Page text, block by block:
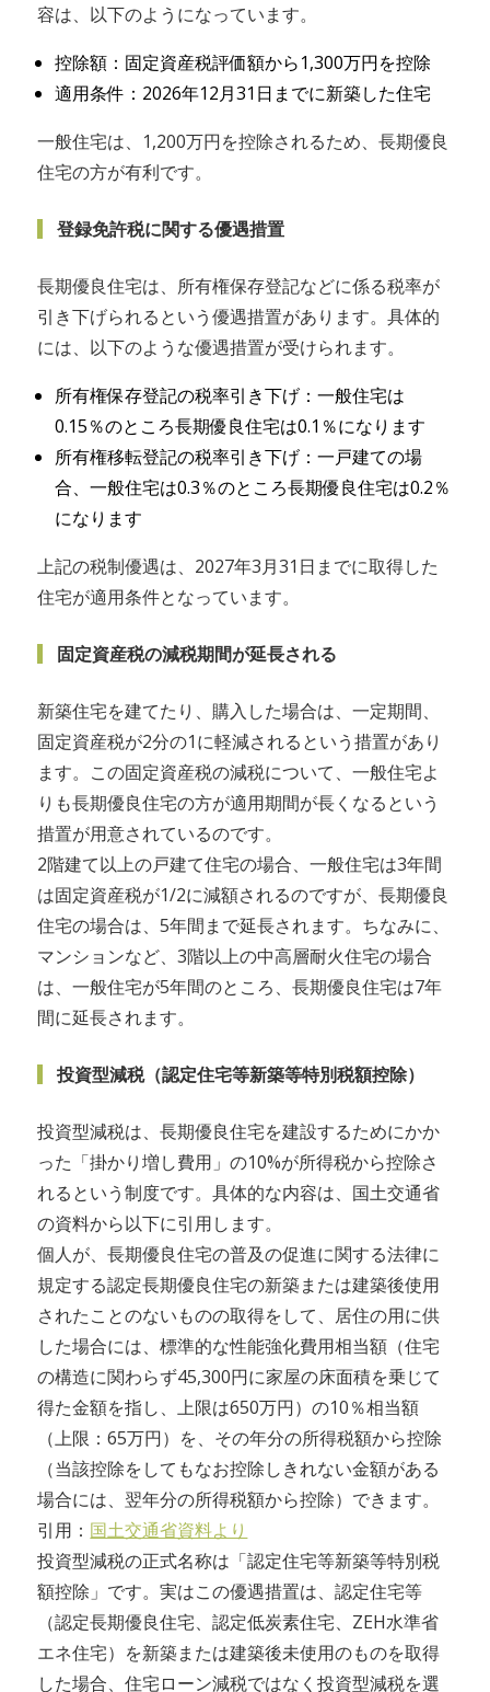
容は、以下のようになっています。
控除額：固定資産税評価額から1,300万円を控除
適用条件：2026年12月31日までに新築した住宅
一般住宅は、1,200万円を控除されるため、長期優良
住宅の方が有利です。
登録免許税に関する優遇措置
長期優良住宅は、所有権保存登記などに係る税率が
引き下げられるという優遇措置があります。具体的
には、以下のような優遇措置が受けられます。
所有権保存登記の税率引き下げ：一般住宅は
0.15％のところ長期優良住宅は0.1％になります
所有権移転登記の税率引き下げ：一戸建ての場
合、一般住宅は0.3％のところ長期優良住宅は0.2％
になります
上記の税制優遇は、2027年3月31日までに取得した
住宅が適用条件となっています。
固定資産税の減税期間が延長される
新築住宅を建てたり、購入した場合は、一定期間、
固定資産税が2分の1に軽減されるという措置があり
ます。この固定資産税の減税について、一般住宅よ
りも長期優良住宅の方が適用期間が長くなるという
措置が用意されているのです。
2階建て以上の戸建て住宅の場合、一般住宅は3年間
は固定資産税が1/2に減額されるのですが、長期優良
住宅の場合は、5年間まで延長されます。ちなみに、
マンションなど、3階以上の中高層耐火住宅の場合
は、一般住宅が5年間のところ、長期優良住宅は7年
間に延長されます。
投資型減税（認定住宅等新築等特別税額控除）
投資型減税は、長期優良住宅を建設するためにかか
った「掛かり増し費用」の10%が所得税から控除さ
れるという制度です。具体的な内容は、国土交通省
の資料から以下に引用します。
個人が、長期優良住宅の普及の促進に関する法律に
規定する認定長期優良住宅の新築または建築後使用
されたことのないものの取得をして、居住の用に供
した場合には、標準的な性能強化費用相当額（住宅
の構造に関わらず45,300円に家屋の床面積を乗じて
得た金額を指し、上限は650万円）の10％相当額
（上限：65万円）を、その年分の所得税額から控除
（当該控除をしてもなお控除しきれない金額がある
場合には、翌年分の所得税額から控除）できます。
引用： 国土交通省資料より
投資型減税の正式名称は「認定住宅等新築等特別税
額控除」です。実はこの優遇措置は、認定住宅等
（認定長期優良住宅、認定低炭素住宅、ZEH水準省
エネ住宅）を新築または建築後未使用のものを取得
した場合、住宅ローン減税ではなく投資型減税を選